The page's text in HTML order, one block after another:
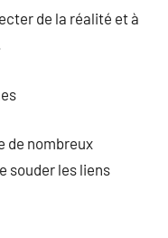
de la réalité et à
de nombreux
souder les liens